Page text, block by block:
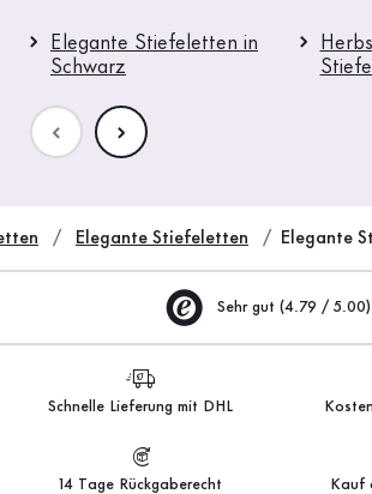
Elegante Stiefeletten in
Schwarz
Elegante Stiefeletten Elegante
Sehr gut (4.79 / 5.00)
Schnelle Lieferung mit DHL
14 Tage Rückgaberecht Kauf